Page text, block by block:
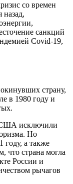
со времен
назад,
санкций
Covid-19,
страну,
в 1980 году и
США исключили
Но
году, а также
что страна могла
России и
рычагов